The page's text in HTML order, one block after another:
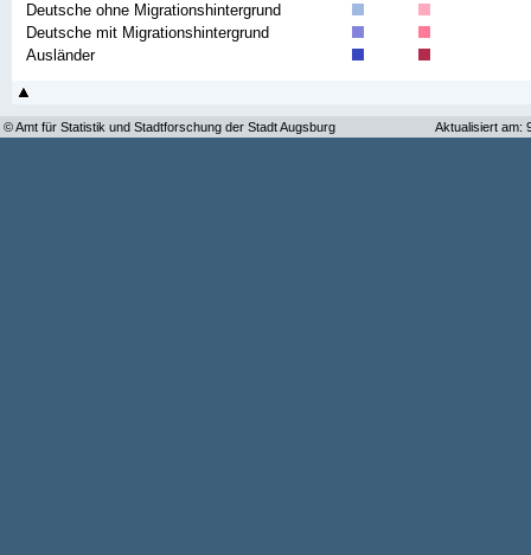
Deutsche ohne Migrationshintergrund
Deutsche mit Migrationshintergrund
Ausländer
© Amt für Statistik und Stadtforschung der Stadt Augsburg Aktualisiert am: